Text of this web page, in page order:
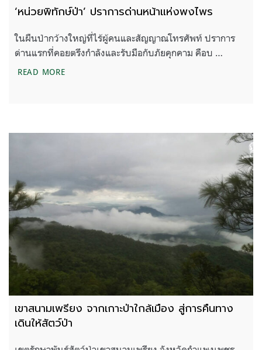
‘หน่วยพิทักษ์ป่า’ ปราการด่านหน้าแห่งพงไพร
ในผืนป่ากว้างใหญ่ที่ไร้ผู้คนและสัญญาณโทรศัพท์ ปราการ
ด่านแรกที่คอยตรึงกำลังและรับมือกับภัยคุกคาม คือบ …
READ MORE‘หน่วยพิทักษ์ป่า’ ปราการด่านหน้าแห่งพงไพร
เขาสนามเพรียง จากเกาะป่าใกล้เมือง สู่การคืนทาง
เดินให้สัตว์ป่า